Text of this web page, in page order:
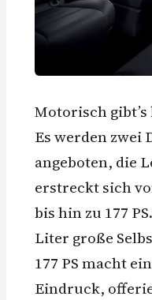
Motorisch
Es werden zwei
angeboten, die
erstreckt sich
bis hin zu 177
Liter große
177 PS macht
Eindruck,